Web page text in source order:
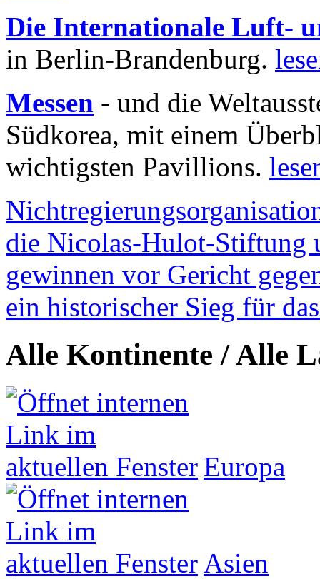
Die Internationale Luft-
in Berlin-Brandenburg.
Messen - und die
Südkorea, mit einem
wichtigsten Pavillions.
die Nicolas-Hulot-Stiftung
gewinnen vor Gericht
ein historischer Sieg für
Alle Kontinente / Alle
Europa
Asien